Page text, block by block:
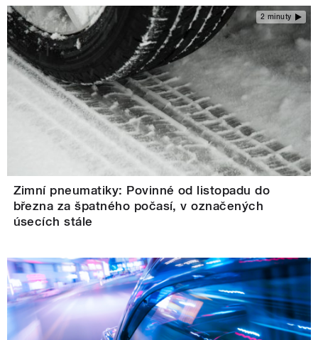
2 minuty
Zimní pneumatiky: Povinné od listopadu do
března za špatného počasí, v označených
úsecích stále